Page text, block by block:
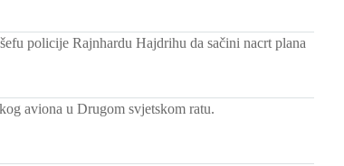
policije Rajnhardu Hajdrihu da sačini nacrt plana
aviona u Drugom svjetskom ratu.